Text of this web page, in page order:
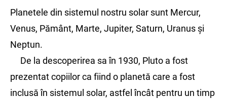
Planetele din sistemul nostru solar sunt Mercur,
Venus, Pământ, Marte, Jupiter, Saturn, Uranus și
Neptun.
De la descoperirea sa în 1930, Pluto a fost
prezentat copiilor ca fiind o planetă care a fost
inclusă în sistemul solar, astfel încât pentru un timp